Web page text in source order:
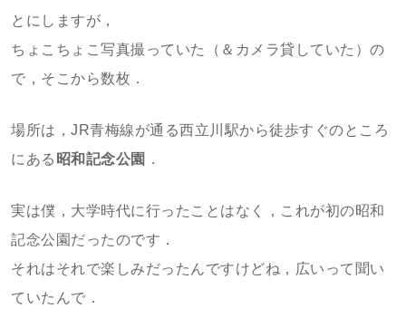
とにしますが，
ちょこちょこ写真撮っていた（＆カメラ貸していた）の
で，そこから数枚．
場所は，JR青梅線が通る西立川駅から徒歩すぐのところ
にある 昭和記念公園 ．
実は僕，大学時代に行ったことはなく，これが初の昭和
記念公園だったのです．
それはそれで楽しみだったんですけどね，広いって聞い
ていたんで．